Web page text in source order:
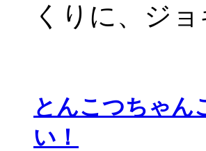
くりに、ジ
とんこつちゃん
い！